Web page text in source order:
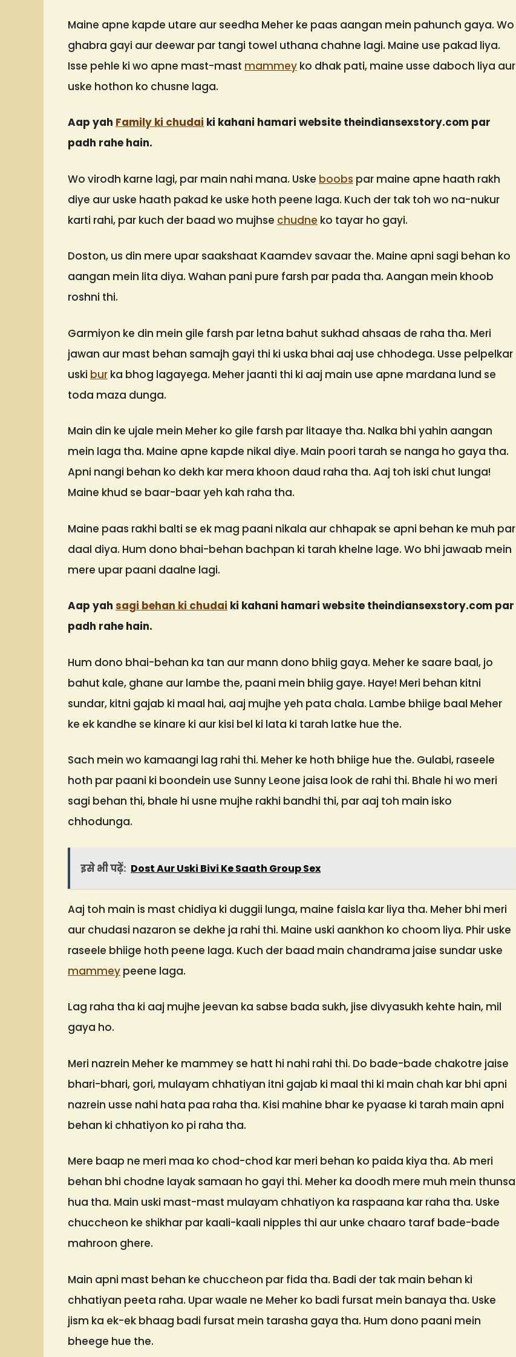
Maine apne kapde utare aur seedha Meher ke paas aangan mein pahunch gaya. Wo
ghabra gayi aur deewar par tangi towel uthana chahne lagi. Maine use pakad liya.
Isse pehle ki wo apne mast-mast mammey ko dhak pati, maine usse daboch liya aur
uske hothon ko chusne laga.
Aap yah Family ki chudai ki kahani hamari website theindiansexstory.com par
padh rahe hain.
Wo virodh karne lagi, par main nahi mana. Uske boobs par maine apne haath rakh
diye aur uske haath pakad ke uske hoth peene laga. Kuch der tak toh wo na-nukur
karti rahi, par kuch der baad wo mujhse chudne ko tayar ho gayi.
Doston, us din mere upar saakshaat Kaamdev savaar the. Maine apni sagi behan ko
aangan mein lita diya. Wahan pani pure farsh par pada tha. Aangan mein khoob
roshni thi.
Garmiyon ke din mein gile farsh par letna bahut sukhad ahsaas de raha tha. Meri
jawan aur mast behan samajh gayi thi ki uska bhai aaj use chhodega. Usse pelpelkar
uski bur ka bhog lagayega. Meher jaanti thi ki aaj main use apne mardana lund se
toda maza dunga.
Main din ke ujale mein Meher ko gile farsh par litaaye tha. Nalka bhi yahin aangan
mein laga tha. Maine apne kapde nikal diye. Main poori tarah se nanga ho gaya tha.
Apni nangi behan ko dekh kar mera khoon daud raha tha. Aaj toh iski chut lunga!
Maine khud se baar-baar yeh kah raha tha.
Maine paas rakhi balti se ek mag paani nikala aur chhapak se apni behan ke muh par
daal diya. Hum dono bhai-behan bachpan ki tarah khelne lage. Wo bhi jawaab mein
mere upar paani daalne lagi.
Aap yah sagi behan ki chudai ki kahani hamari website theindiansexstory.com par
padh rahe hain.
Hum dono bhai-behan ka tan aur mann dono bhiig gaya. Meher ke saare baal, jo
bahut kale, ghane aur lambe the, paani mein bhiig gaye. Haye! Meri behan kitni
sundar, kitni gajab ki maal hai, aaj mujhe yeh pata chala. Lambe bhiige baal Meher
ke ek kandhe se kinare ki aur kisi bel ki lata ki tarah latke hue the.
Sach mein wo kamaangi lag rahi thi. Meher ke hoth bhiige hue the. Gulabi, raseele
hoth par paani ki boondein use Sunny Leone jaisa look de rahi thi. Bhale hi wo meri
sagi behan thi, bhale hi usne mujhe rakhi bandhi thi, par aaj toh main isko
chhodunga.
इसे भी पढ़ें: Dost Aur Uski Bivi Ke Saath Group Sex
Aaj toh main is mast chidiya ki duggii lunga, maine faisla kar liya tha. Meher bhi meri
aur chudasi nazaron se dekhe ja rahi thi. Maine uski aankhon ko choom liya. Phir uske
raseele bhiige hoth peene laga. Kuch der baad main chandrama jaise sundar uske
mammey peene laga.
Lag raha tha ki aaj mujhe jeevan ka sabse bada sukh, jise divyasukh kehte hain, mil
gaya ho.
Meri nazrein Meher ke mammey se hatt hi nahi rahi thi. Do bade-bade chakotre jaise
bhari-bhari, gori, mulayam chhatiyan itni gajab ki maal thi ki main chah kar bhi apni
nazrein usse nahi hata paa raha tha. Kisi mahine bhar ke pyaase ki tarah main apni
behan ki chhatiyon ko pi raha tha.
Mere baap ne meri maa ko chod-chod kar meri behan ko paida kiya tha. Ab meri
behan bhi chodne layak samaan ho gayi thi. Meher ka doodh mere muh mein thunsa
hua tha. Main uski mast-mast mulayam chhatiyon ka raspaana kar raha tha. Uske
chuccheon ke shikhar par kaali-kaali nipples thi aur unke chaaro taraf bade-bade
mahroon ghere.
Main apni mast behan ke chuccheon par fida tha. Badi der tak main behan ki
chhatiyan peeta raha. Upar waale ne Meher ko badi fursat mein banaya tha. Uske
jism ka ek-ek bhaag badi fursat mein tarasha gaya tha. Hum dono paani mein
bheege hue the.